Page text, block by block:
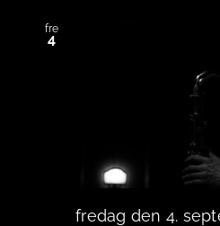
fre
4
fredag den 4.